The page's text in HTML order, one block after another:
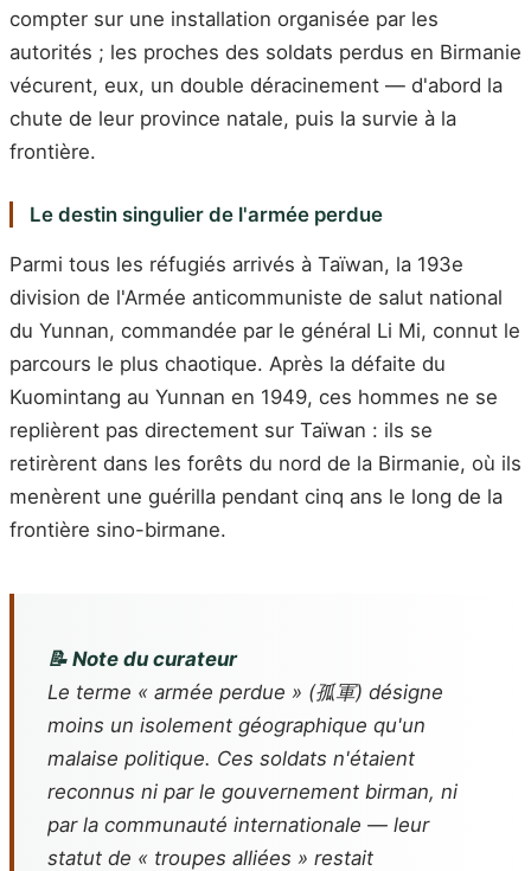
compter sur une installation organisée par les
autorités ; les proches des soldats perdus en Birmanie
vécurent, eux, un double déracinement — d'abord la
chute de leur province natale, puis la survie à la
frontière.
Le destin singulier de l'armée perdue
Parmi tous les réfugiés arrivés à Taïwan, la 193e
division de l'Armée anticommuniste de salut national
du Yunnan, commandée par le général Li Mi, connut le
parcours le plus chaotique. Après la défaite du
Kuomintang au Yunnan en 1949, ces hommes ne se
replièrent pas directement sur Taïwan : ils se
retirèrent dans les forêts du nord de la Birmanie, où ils
menèrent une guérilla pendant cinq ans le long de la
frontière sino-birmane.
📝 Note du curateur
Le terme « armée perdue » (孤軍) désigne
moins un isolement géographique qu'un
malaise politique. Ces soldats n'étaient
reconnus ni par le gouvernement birman, ni
par la communauté internationale — leur
statut de « troupes alliées » restait